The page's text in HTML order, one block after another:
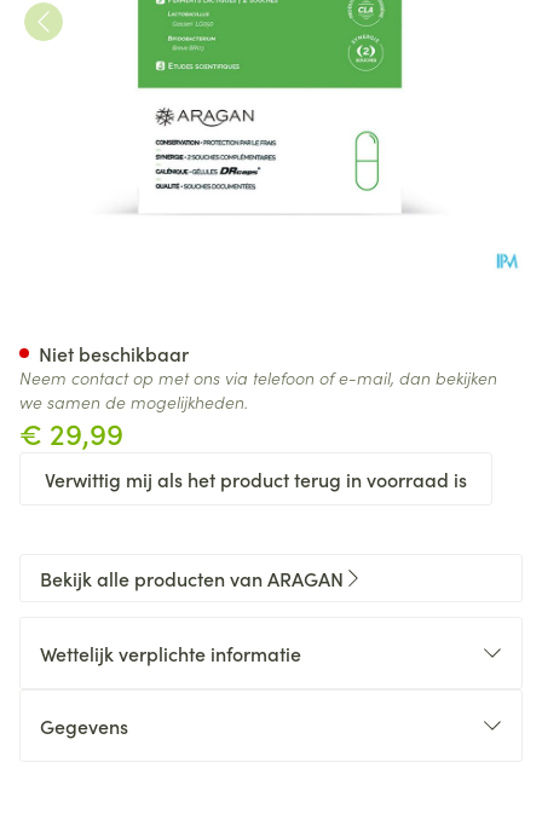
€ 29,99
Verwittig mij als het product terug in voorraad is
Niet beschikbaar
Neem contact op met ons via telefoon of e-mail, dan bekijken
we samen de mogelijkheden.
Bekijk alle producten van ARAGAN
Wettelijk verplichte informatie
Gegevens